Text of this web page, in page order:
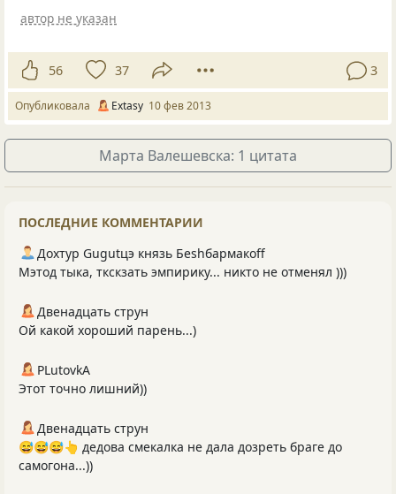
автор не указан
56 37 3
Опубликовала Extasy 10 фев 2013
Марта Валешевска: 1 цитата
ПОСЛЕДНИЕ КОММЕНТАРИИ
Дохтур Gugutцэ князь Беshбармакоff
Мэтод тыка, ткскзать эмпирику... никто не отменял )))
Двенадцать струн
Ой какой хороший парень...)
PLutоvkА
Этот точно лишний))
Двенадцать струн
😅😅😅👆 дедова смекалка не дала дозреть браге до
самогона...))